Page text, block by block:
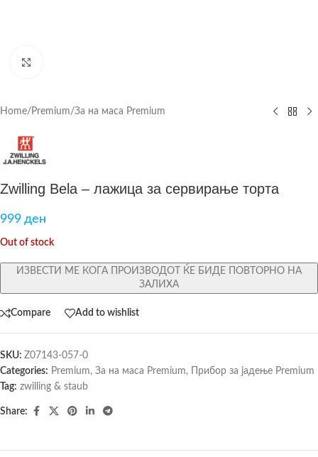
Home/ Premium/За на маса Premium
Zwilling Bela – лажица за сервирање торта
999 ден
Out of stock
ИЗВЕСТИ МЕ КОГА ПРОИЗВОДОТ ЌЕ БИДЕ ПОВТОРНО НА
ЗАЛИХА
Compare Add to wishlist
SKU: Z07143-057-0
Categories: Premium, За на маса Premium,
Прибор за јадење Premium
Tag: zwilling & staub
Share: